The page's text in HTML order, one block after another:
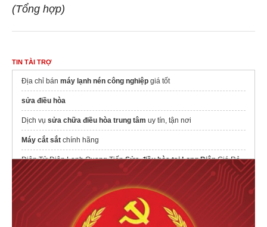
(Tổng hợp)
TIN TÀI TRỢ
Địa chỉ bán máy lạnh nén công nghiệp giá tốt
sửa điều hòa
Dịch vụ sửa chữa điều hòa trung tâm uy tín, tận nơi
Máy cắt sắt chính hãng
Điện Tử Điện Lạnh Quang TiếnSửa điều hòa tại Long BiênGiá Rẻ,
Uy Tín
dịch vụhttps://thosuadienlanhbachkhoa.com/
thosuadienlanhbachkhoa uy tín giá rẻ
suadienmayantam chuyên sửa điều hòa hà nộiuy tín giá rẻ